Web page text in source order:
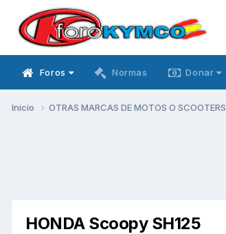
Foros Normas Donar
Inicio OTRAS MARCAS DE MOTOS O SCOOTERS
HONDA Scoopy SH125